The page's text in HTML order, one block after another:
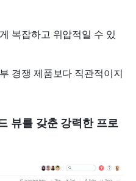
복잡하고 위압적일 수 있
경쟁 제품보다 직관적이지
뷰를 갖춘 강력한 프로